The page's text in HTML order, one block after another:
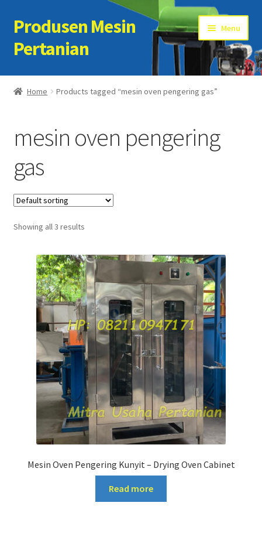
Skip
to
navigation
Skip
to
content
Produsen Mesin
Pertanian
Menu
Home
Cart
Checkout
Kontak Kami
My account
Sample Page
Home Products tagged “mesin oven pengering gas”
mesin oven pengering
gas
Showing all 3 results
Mesin Oven Pengering Kunyit – Drying Oven Cabinet
Read more